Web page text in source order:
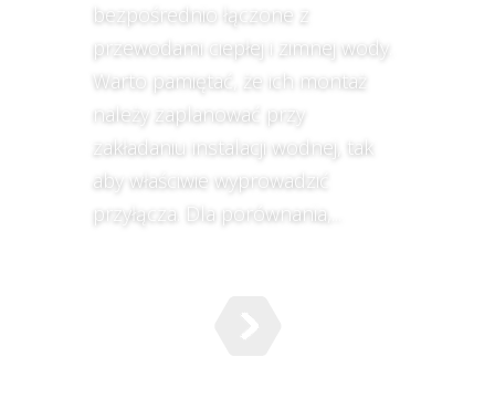
bezpośrednio łączone z
przewodami ciepłej i zimnej wody.
Warto pamiętać, że ich montaż
należy zaplanować przy
zakładaniu instalacji wodnej, tak
aby właściwie wyprowadzić
przyłącza. Dla porównania,...